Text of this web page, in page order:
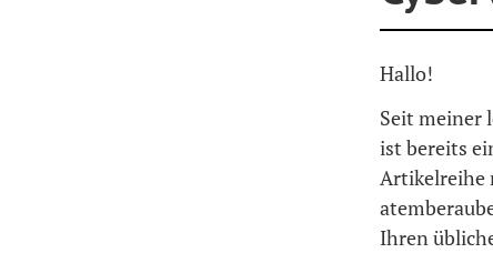
Hallo!
Seit meiner
ist bereits
Artikelreihe
Ihren